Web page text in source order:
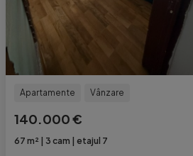
Apartamente Vânzare
140.000 €
67 m² 3 cam
etajul 7